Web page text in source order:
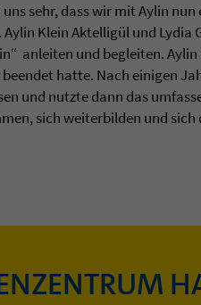
uns sehr, dass wir mit Aylin
Klein Aktelligül und Lydia
anleiten und begleiten. Aylin
hatte. Nach einigen
und nutzte dann das
sich weiterbilden und